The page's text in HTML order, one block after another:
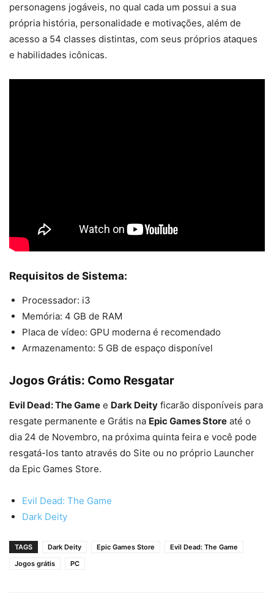
personagens jogáveis, no qual cada um possui a sua
própria história, personalidade e motivações, além de
acesso a 54 classes distintas, com seus próprios ataques
e habilidades icônicas.
Requisitos de Sistema:
Processador: i3
Memória: 4 GB de RAM
Placa de vídeo: GPU moderna é recomendado
Armazenamento: 5 GB de espaço disponível
Jogos Grátis: Como Resgatar
Evil Dead: The Game e Dark Deity ficarão disponíveis para
resgate permanente e Grátis na Epic Games Store até o
dia 24 de Novembro, na próxima quinta feira e você pode
resgatá-los tanto através do Site ou no próprio Launcher
da Epic Games Store.
Evil Dead: The Game
Dark Deity
TAGS Dark Deity Epic Games Store
Evil Dead: The Game
Jogos grátis
PC